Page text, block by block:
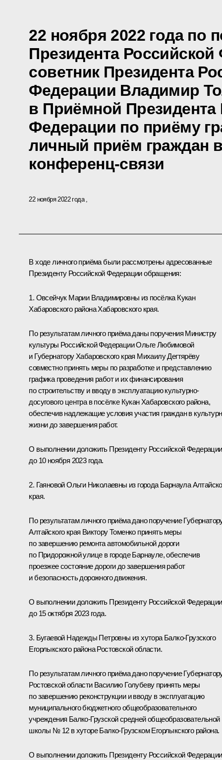
22 ноября 2022 года по
Президента
советник Президента
Федерации Владимир
в Приёмной Президента
Федерации по приёму
личный приём граждан
конференц-связи
22 ноября 2022 года
В ходе личного приёма были рассмотрены адресованные
Президенту Российской Федерации обращения:
1. Овсейчук Марии Владимировны из посёлка Кукан
Хабаровского района Хабаровского края.
По результатам личного приёма даны поручения Министру
культуры Российской Федерации Ольге Любимовой
и Губернатору Хабаровского края Михаилу Дегтярёву
совместно принять меры по разработке и представлению
графика проведения работ и их финансирования
по строительству и вводу в эксплуатацию культурно-
досугового центра в посёлке Кукан Хабаровского района,
обеспечив надлежащие условия участия граждан в
жизни до завершения работ.
О выполнении доложить Президенту Российской Федерации
до 10 ноября 2023 года.
2. Гаяновой Ольги Николаевны из города Барнаула
края.
По результатам личного приёма дано поручение
Алтайского края Виктору Томенко принять меры
по завершению ремонта автомобильной дороги
по Придорожной улице в городе Барнауле, обеспечив
проезжее состояние дороги до завершения работ
и безопасность дорожного движения.
О выполнении доложить Президенту Российской Федерации
до 15 октября 2023 года.
3. Бугаевой Надежды Петровны из хутора Балко-Грузского
Егорлыкского района Ростовской области.
По результатам личного приёма дано поручение
Ростовской области Василию Голубеву принять меры
по завершению реконструкции и вводу в эксплуатацию
муниципального бюджетного общеобразовательного
учреждения Балко-Грузской средней общеобразовательной
школы № 12 в хуторе Балко-Грузском Егорлыкского района.
О выполнении доложить Президенту Российской Федерации